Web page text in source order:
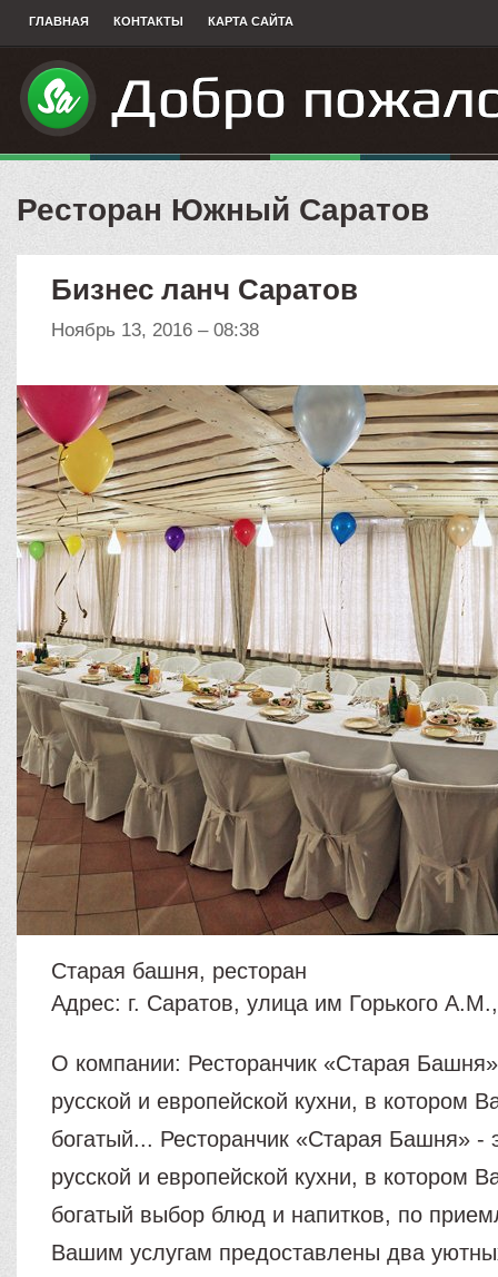
ГЛАВНАЯ КОНТАКТЫ КАРТА САЙТА
Ресторан Южный Саратов
Бизнес ланч Саратов
Ноябрь 13, 2016 – 08:38
Старая башня, ресторан
Адрес: г. Саратов, улица им Горького
О компании: Ресторанчик «Старая
русской и европейской кухни, в котором
богатый... Ресторанчик «Старая Башня» -
русской и европейской кухни, в котором
богатый выбор блюд и напитков, по
Вашим услугам предоставлены два